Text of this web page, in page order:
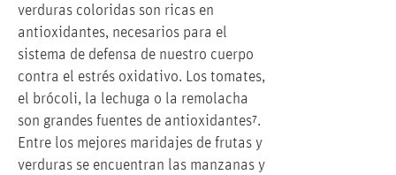
verduras coloridas son ricas en
antioxidantes, necesarios para el
sistema de defensa de nuestro cuerpo
contra el estrés oxidativo. Los tomates,
el brócoli, la lechuga o la remolacha
son grandes fuentes de antioxidantes⁷.
Entre los mejores maridajes de frutas y
verduras se encuentran las manzanas y